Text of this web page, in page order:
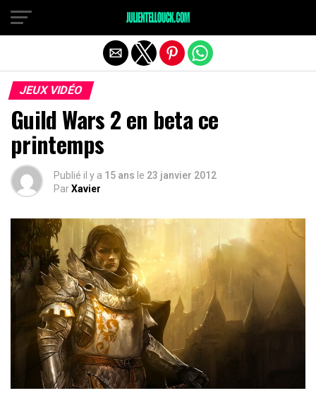
JEUX VIDÉO
Guild Wars 2 en beta ce
printemps
Publié il y a 15 ans le 23 janvier 2012
ParXavier